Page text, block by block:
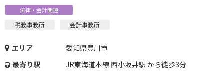
法律・会計関連
税務事務所 会計事務所
エリア
愛知県豊川市
最寄り駅
JR東海道本線 西小坂井駅 から徒歩3分